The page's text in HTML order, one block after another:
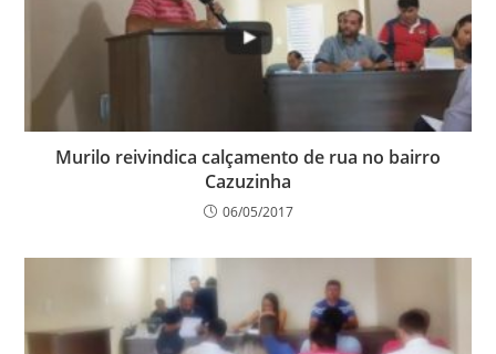
Murilo reivindica calçamento de rua no bairro
Cazuzinha
06/05/2017